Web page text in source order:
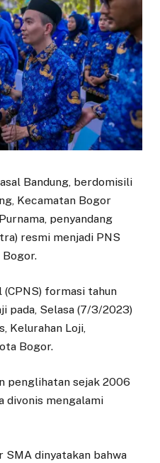
Bandung, berdomisili
Kecamatan Bogor
penyandang
resmi menjadi PNS
formasi tahun
pada, Selasa (7/3/2023)
Kelurahan Loji,
Bogor.
penglihatan sejak 2006
divonis mengalami
SMA dinyatakan bahwa